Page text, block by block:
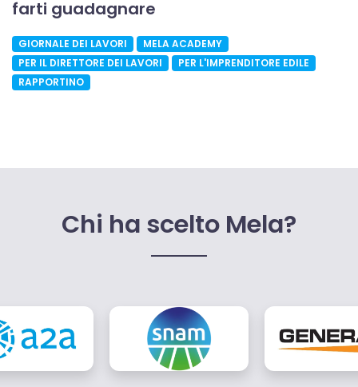
farti guadagnare
GIORNALE DEI LAVORI
MELA ACADEMY
PER IL DIRETTORE DEI LAVORI
PER L'IMPRENDITORE EDILE
RAPPORTINO
Chi ha scelto Mela?